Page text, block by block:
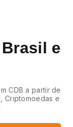
e
CDB a partir de
Criptomoedas e